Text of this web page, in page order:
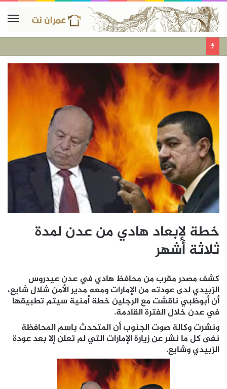
خطة لإبعاد هادي من عدن لمدة
ثلاثة أشهر
كشف مصدر مقرب من محافظ هادي في عدن عيدروس
الزبيدي لدى عودته من الإمارات ومعه مدير الأمن شلال شايع،
أن أبوظبي ناقشت مع الرجلين خطة أمنية سيتم تطبيقها
في عدن خلال الفترة القادمة.
ونشرت وكالة صوت الجنوب أن المتحدث باسم المحافظة
نفى كل ما نشر عن زيارة الإمارات التي لم تعلن إلا بعد عودة
الزبيدي وشايع.